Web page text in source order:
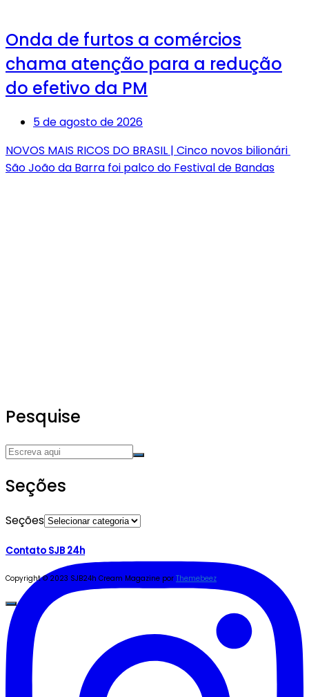
Onda de furtos a comércios
chama atenção para a redução
do efetivo da PM
5 de agosto de 2026
NOVOS MAIS RICOS DO BRASIL | Cinco novos bilionári
São João da Barra foi palco do Festival de Bandas
Pesquise
Seções
Seções
Contato SJB 24h
Copyright © 2023 SJB24h Cream Magazine por Themebeez